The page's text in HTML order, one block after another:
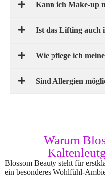
Kann ich Make-up
Ist das Lifting auch
Wie pflege ich
Sind Allergien
Warum
Blossom Beauty steht für
ein besonderes Wohlfühl-